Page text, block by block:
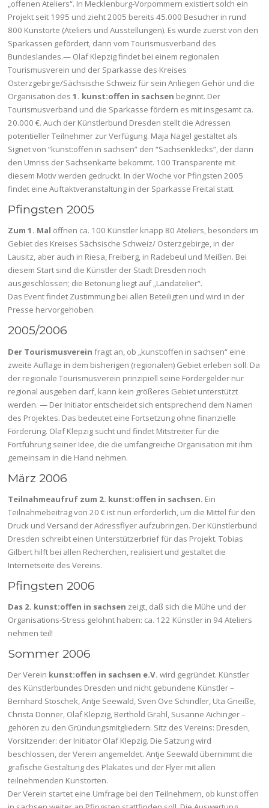
„offenen Ateliers“. In Mecklenburg-Vorpommern existiert solch ein
Projekt seit 1995 und zieht 2005 bereits 45.000 Besucher in rund
800 Kunstorte (Ateliers und Ausstellungen). Es wurde zuerst von den
Sparkassen gefördert, dann vom Tourismusverband des
Bundeslandes.— Olaf Klepzig findet bei einem regionalen
Tourismusverein und der Sparkasse des Kreises
Osterzgebirge/Sächsische Schweiz für sein Anliegen Gehör und die
Organisation des1. kunst:offen in sachsen beginnt. Der
Tourismusverband und die Sparkasse fördern es mit insgesamt ca.
20.000 €. Auch der Künstlerbund Dresden stellt die Adressen
potentieller Teilnehmer zur Verfügung. Maja Nagel gestaltet als
Signet von “kunst:offen in sachsen” den “Sachsenklecks”, der dann
den Umriss der Sachsenkarte bekommt. 100 Transparente mit
diesem Motiv werden gedruckt. In der Woche vor Pfingsten 2005
findet eine Auftaktveranstaltung in der Sparkasse Freital statt.
Pfingsten 2005
Zum 1. Mal öffnen ca. 100 Künstler knapp 80 Ateliers, besonders im
Gebiet des Kreises Sächsische Schweiz/ Osterzgebirge, in der
Lausitz, aber auch in Riesa, Freiberg, in Radebeul und Meißen. Bei
diesem Start sind die Künstler der Stadt Dresden noch
ausgeschlossen; die Betonung liegt auf „Landatelier“.
Das Event findet Zustimmung bei allen Beteiligten und wird in der
Presse hervorgehoben.
2005/2006
Der Tourismusverein fragt an, ob „kunst:offen in sachsen“ eine
zweite Auflage in dem bisherigen (regionalen) Gebiet erleben soll. Da
der regionale Tourismusverein prinzipiell seine Fördergelder nur
regional ausgeben darf, kann kein größeres Gebiet unterstützt
werden. — Der Initiator entscheidet sich entsprechend dem Namen
des Projektes. Das bedeutet eine Fortsetzung ohne finanzielle
Förderung. Olaf Klepzig sucht und findet Mitstreiter für die
Fortführung seiner Idee, die die umfangreiche Organisation mit ihm
gemeinsam in die Hand nehmen.
März 2006
Teilnahmeaufruf zum 2. kunst:offen in sachsen. Ein
Teilnahmebeitrag von 20 € ist nun erforderlich, um die Mittel für den
Druck und Versand der Adressflyer aufzubringen. Der Künstlerbund
Dresden schreibt einen Unterstützerbrief für das Projekt. Tobias
Gilbert hilft bei allen Recherchen, realisiert und gestaltet die
Internetseite des Vereins.
Pfingsten 2006
Das 2. kunst:offen in sachsen zeigt, daß sich die Mühe und der
Organisations-Stress gelohnt haben: ca. 122 Künstler in 94 Ateliers
nehmen teil!
Sommer 2006
Der Verein kunst:offen in sachsen e.V. wird gegründet. Künstler
des Künstlerbundes Dresden und nicht gebundene Künstler –
Bernhard Stoschek, Antje Seewald, Sven Ove Schindler, Uta Gneiße,
Christa Donner, Olaf Klepzig, Berthold Grahl, Susanne Aichinger –
gehören zu den Gründungsmitgliedern. Sitz des Vereins: Dresden,
Vorsitzender: der Initiator Olaf Klepzig. Die Satzung wird
beschlossen, der Verein angemeldet. Antje Seewald übernimmt die
grafische Gestaltung des Plakates und der Flyer mit allen
teilnehmenden Kunstorten.
Der Verein startet eine Umfrage bei den Teilnehmern, ob kunst:offen